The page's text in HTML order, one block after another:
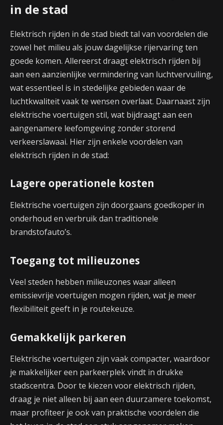
in de stad
Elektrisch rijden in de stad biedt tal van voordelen die
zowel het milieu als jouw dagelijkse rijervaring ten
goede komen. Allereerst draagt elektrisch rijden bij
aan een aanzienlijke vermindering van luchtvervuiling,
wat essentieel is in stedelijke gebieden waar de
luchtkwaliteit vaak te wensen overlaat. Daarnaast zijn
elektrische voertuigen stil, wat bijdraagt aan een
aangenamere leefomgeving zonder storend
verkeerslawaai. Hier zijn enkele voordelen van
elektrisch rijden in de stad:
Lagere operationele kosten
Elektrische voertuigen zijn doorgaans goedkoper in
onderhoud en verbruik dan traditionele
brandstofauto’s.
Toegang tot milieuzones
Veel steden hebben milieuzones waar alleen
emissievrije voertuigen mogen rijden, wat je meer
flexibiliteit geeft in je routekeuze.
Gemakkelijk parkeren
Elektrische voertuigen zijn vaak compacter, waardoor
je makkelijker een parkeerplek vindt in drukke
stadscentra. Door te kiezen voor elektrisch rijden,
draag je niet alleen bij aan een duurzamere toekomst,
maar profiteer je ook van praktische voordelen die